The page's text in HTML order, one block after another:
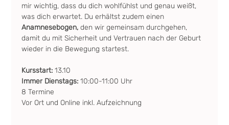
mir wichtig, dass du dich wohlfühlst und genau weißt,
was dich erwartet. Du erhältst zudem einen
Anamnesebogen, den wir gemeinsam durchgehen,
damit du mit Sicherheit und Vertrauen nach der Geburt
wieder in die Bewegung startest.
Kursstart: 13.10
Immer Dienstags: 10:00-11:00 Uhr
8 Termine
Vor Ort und Online inkl. Aufzeichnung